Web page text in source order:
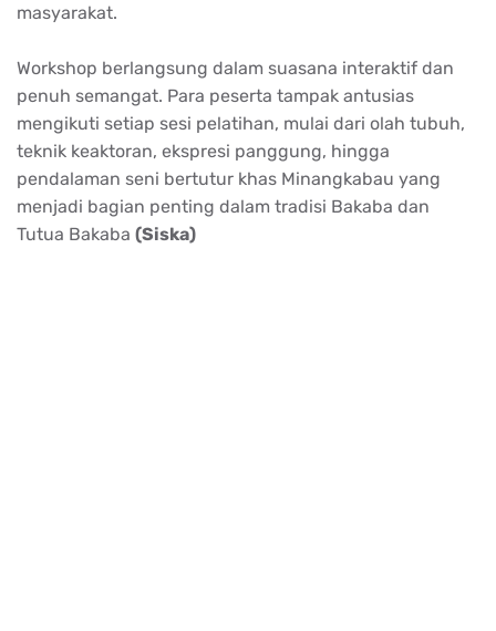
masyarakat.
Workshop berlangsung dalam suasana interaktif dan
penuh semangat. Para peserta tampak antusias
mengikuti setiap sesi pelatihan, mulai dari olah tubuh,
teknik keaktoran, ekspresi panggung, hingga
pendalaman seni bertutur khas Minangkabau yang
menjadi bagian penting dalam tradisi Bakaba dan
Tutua Bakaba (Siska)